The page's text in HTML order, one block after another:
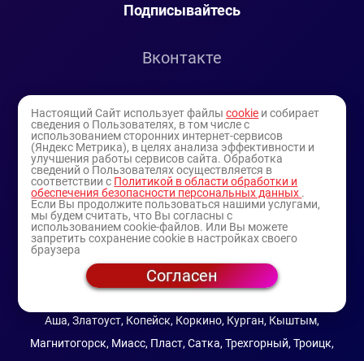
Подписывайтесь
Вконтакте
Youtube
© 1994-2025
— торговая витрина ИП Булатов В.А.
Аша, Златоуст, Копейск, Коркино, Курган, Кыштым,
Магнитогорск, Миасс, Пласт, Сатка, Трехгорный, Троицк,
Настоящий Сайт использует файлыcookie и собирает
сведения о Пользователях, в том числе с
использованием сторонних интернет-сервисов
(Яндекс Метрика), в целях анализа эффективности и
улучшения работы сервисов сайта. Обработка
сведений о Пользователях осуществляется в
соответствии с Политикой в области обработки и
обеспечения безопасности персональных данных .
Если Вы продолжите пользоваться нашими услугами,
мы будем считать, что Вы согласны с
использованием cookie-файлов. Или Вы можете
запретить сохранение cookie в настройках своего
браузера
Согласен